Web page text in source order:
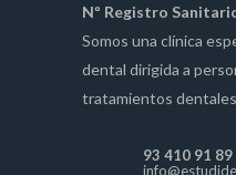
Nº Registro
Somos una clínica
dental dirigida a
tratamientos
93 410 91 89